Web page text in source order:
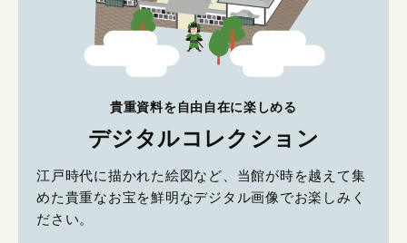
貴重資料を自由自在に楽しめる
デジタルコレクション
江戸時代に描かれた絵図など、当館が時を越えて集
めた貴重なお宝を鮮明なデジタル画像でお楽しみく
ださい。